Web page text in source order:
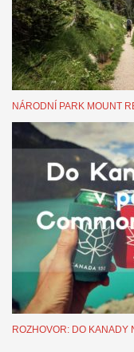
NÁRODNÍ PARK MOUNT
ROZHOVOR: DO KANADY